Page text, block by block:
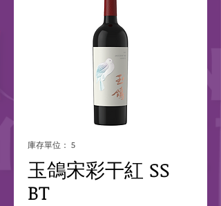
庫存單位： 5
玉鴿宋彩干紅 SS
BT